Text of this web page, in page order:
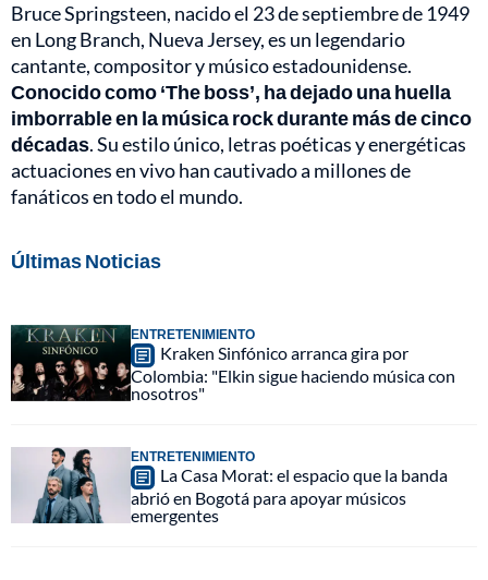
Bruce Springsteen, nacido el 23 de septiembre de 1949
en Long Branch, Nueva Jersey, es un legendario
cantante, compositor y músico estadounidense.
Conocido como ‘The boss’, ha dejado una huella
imborrable en la música rock durante más de cinco
décadas. Su estilo único, letras poéticas y energéticas
actuaciones en vivo han cautivado a millones de
fanáticos en todo el mundo.
Últimas Noticias
ENTRETENIMIENTO
Kraken Sinfónico arranca gira por
Colombia: "Elkin sigue haciendo música con
nosotros"
ENTRETENIMIENTO
La Casa Morat: el espacio que la banda
abrió en Bogotá para apoyar músicos
emergentes